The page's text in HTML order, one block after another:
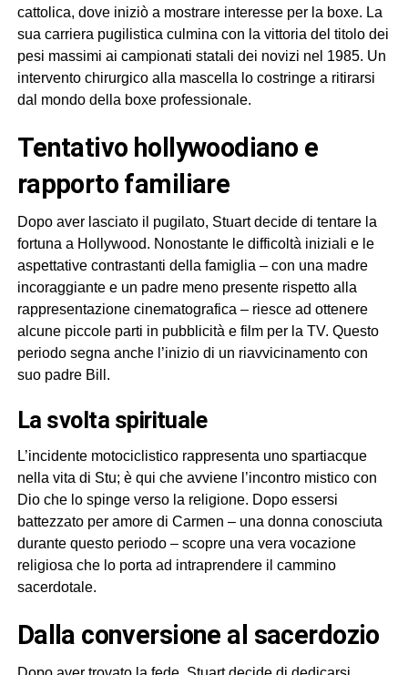
cattolica, dove iniziò a mostrare interesse per la boxe. La
sua carriera pugilistica culmina con la vittoria del titolo dei
pesi massimi ai campionati statali dei novizi nel 1985. Un
intervento chirurgico alla mascella lo costringe a ritirarsi
dal mondo della boxe professionale.
tentativo hollywoodiano e
rapporto familiare
Dopo aver lasciato il pugilato, Stuart decide di tentare la
fortuna a Hollywood. Nonostante le difficoltà iniziali e le
aspettative contrastanti della famiglia – con una madre
incoraggiante e un padre meno presente rispetto alla
rappresentazione cinematografica – riesce ad ottenere
alcune piccole parti in pubblicità e film per la TV. Questo
periodo segna anche l’inizio di un riavvicinamento con
suo padre Bill.
la svolta spirituale
L’incidente motociclistico rappresenta uno spartiacque
nella vita di Stu; è qui che avviene l’incontro mistico con
Dio che lo spinge verso la religione. Dopo essersi
battezzato per amore di Carmen – una donna conosciuta
durante questo periodo – scopre una vera vocazione
religiosa che lo porta ad intraprendere il cammino
sacerdotale.
dalla conversione al sacerdozio